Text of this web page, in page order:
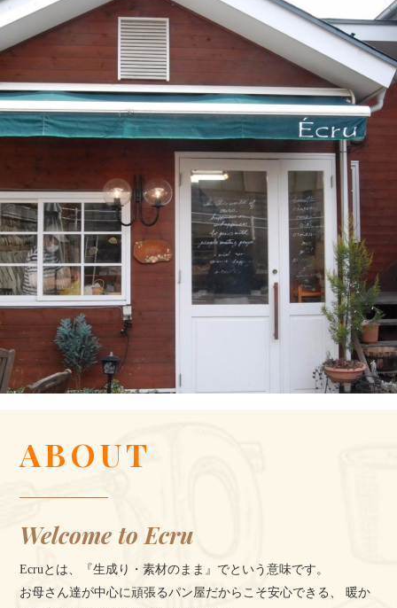
ABOUT
Welcome to Ecru
Ecruとは、『生成り・素材のまま』でという意味です。
お母さん達が中心に頑張るパン屋だからこそ安心できる、 暖か